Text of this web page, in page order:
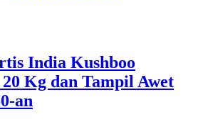
India Kushboo
Kg dan Tampil Awet
an